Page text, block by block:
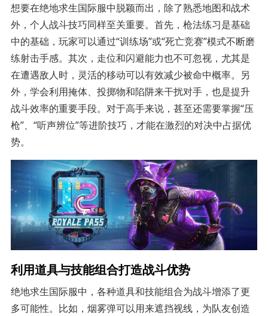
想要在绝地求生国际服中脱颖而出，除了熟悉地图和战术
外，个人战斗技巧同样至关重要。首先，枪法练习是基础
中的基础，玩家可以通过“训练场”或“死亡竞赛”模式不断磨
练射击手感。其次，走位和闪避能力也不可忽视，尤其是
在遭遇敌人时，灵活的移动可以有效减少被命中概率。另
外，学会利用掩体、投掷物和陷阱来干扰对手，也是提升
战斗效率的重要手段。对于高手来说，甚至还需要掌握“压
枪”、“听声辨位”等进阶技巧，才能在激烈的对决中占据优
势。
利用道具与技能组合打造战斗优势
绝地求生国际服中，各种道具和技能组合为战斗增添了更
多可能性。比如，烟雾弹可以用来遮挡视线，为队友创造